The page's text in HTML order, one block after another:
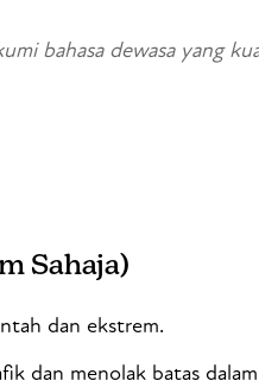
bahasa dewasa yang
Sahaja)
dan ekstrem.
dan menolak batas